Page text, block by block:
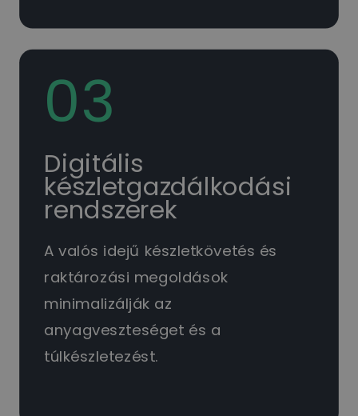
03
Digitális
készletgazdálkodási
rendszerek
A valós idejű készletkövetés és
raktározási megoldások
minimalizálják az
anyagveszteséget és a
túlkészletezést.